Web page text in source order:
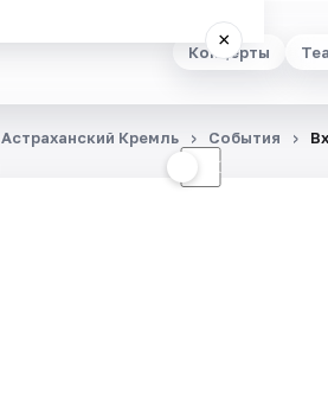
Концерты
×
☾
Астраханский Кремль События